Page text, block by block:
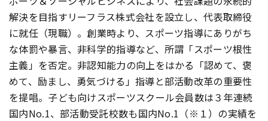
解決を目指すリーフラス株式会社を設立し、代表取締役
に就任（現職）。創業時より、スポーツ指導にありがち
な体罰や暴言、非科学的指導など、所謂「スポーツ根性
主義」を否定。非認知能力の向上をはかる「認めて、褒
めて、励まし、勇気づける」指導と部活動改革の重要性
を提唱。子ども向けスポーツスクール会員数は３年連続
国内No.1、部活動受託校数も国内No.1（※１）の実績を